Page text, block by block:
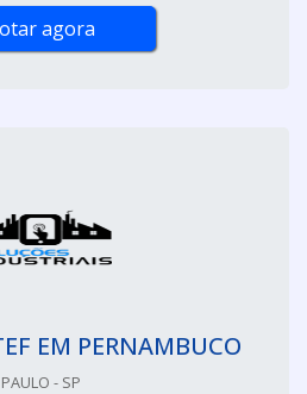
agora
EM PERNAMBUCO
- SP